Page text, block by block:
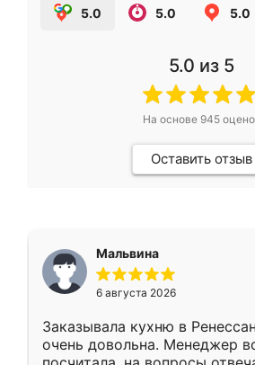
5.0 5.0 5.0
5.0 из 5
На основе 945
Оставить отзыв
Мальвина
6 августа 2026
Заказывала кухню в
очень довольна. Менеджер